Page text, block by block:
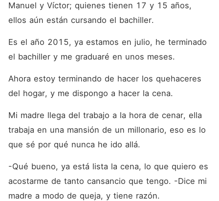
Manuel y Víctor; quienes tienen 17 y 15 años,
ellos aún están cursando el bachiller.
Es el año 2015, ya estamos en julio, he terminado
el bachiller y me graduaré en unos meses.
Ahora estoy terminando de hacer los quehaceres
del hogar, y me dispongo a hacer la cena.
Mi madre llega del trabajo a la hora de cenar, ella
trabaja en una mansión de un millonario, eso es lo
que sé por qué nunca he ido allá.
-Qué bueno, ya está lista la cena, lo que quiero es
acostarme de tanto cansancio que tengo. -Dice mi
madre a modo de queja, y tiene razón.